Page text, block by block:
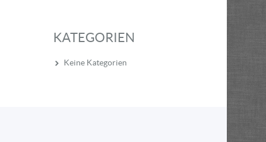
KATEGORIEN
Keine Kategorien